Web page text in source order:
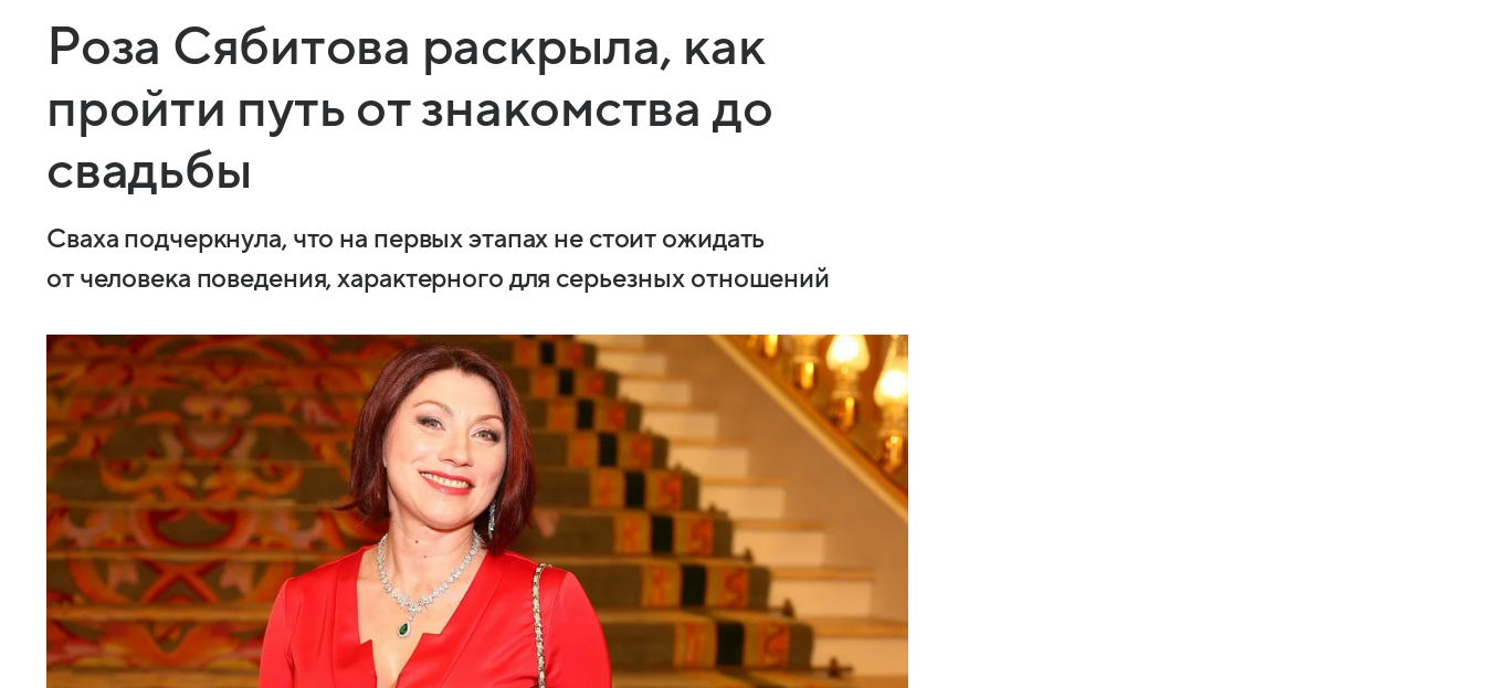
Роза Сябитова раскрыла, как
пройти путь от знакомства до
свадьбы
Сваха подчеркнула, что на первых этапах не стоит ожидать
от человека поведения, характерного для серьезных отношений